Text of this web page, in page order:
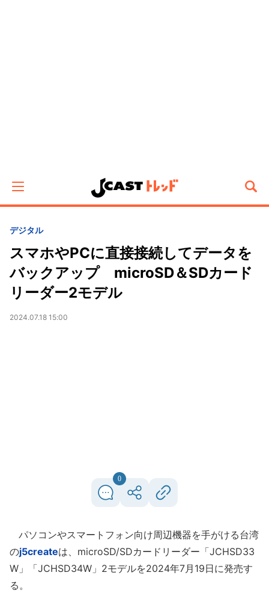
デジタル
スマホやPCに直接接続してデータを
バックアップ microSD＆SDカード
リーダー2モデル
2024.07.18 15:00
0
パソコンやスマートフォン向け周辺機器を手がける台湾
のj5createは、microSD/SDカードリーダー「JCHSD33
W」「JCHSD34W」2モデルを2024年7月19日に発売す
る。